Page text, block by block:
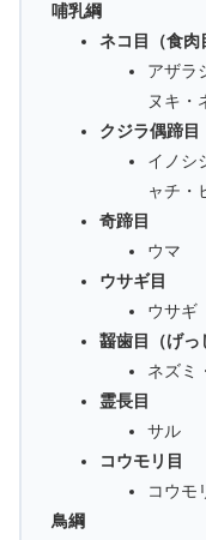
哺乳綱
ネコ目（食肉
アザラ
ヌキ・
クジラ偶蹄目
イノシ
ャチ・
奇蹄目
ウマ
ウサギ目
ウサギ
齧歯目（げっ
ネズミ
霊長目
サル
コウモリ目
コウモ
鳥綱